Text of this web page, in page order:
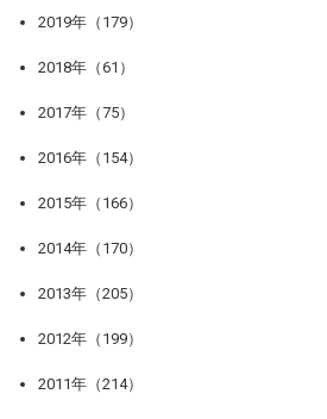
2019年（179）
2018年（61）
2017年（75）
2016年（154）
2015年（166）
2014年（170）
2013年（205）
2012年（199）
2011年（214）